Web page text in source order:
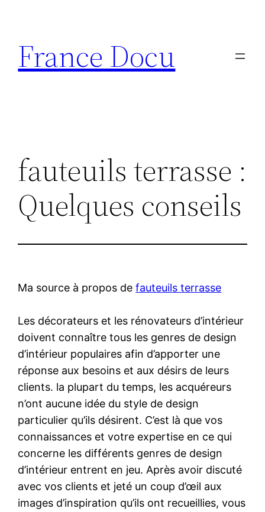
contenu
France Docu
fauteuils terrasse :
Quelques conseils
Ma source à propos defauteuils terrasse
Les décorateurs et les rénovateurs d’intérieur
doivent connaître tous les genres de design
d’intérieur populaires afin d’apporter une
réponse aux besoins et aux désirs de leurs
clients. la plupart du temps, les acquéreurs
n’ont aucune idée du style de design
particulier qu’ils désirent. C’est là que vos
connaissances et votre expertise en ce qui
concerne les différents genres de design
d’intérieur entrent en jeu. Après avoir discuté
avec vos clients et jeté un coup d’œil aux
images d’inspiration qu’ils ont recueillies, vous